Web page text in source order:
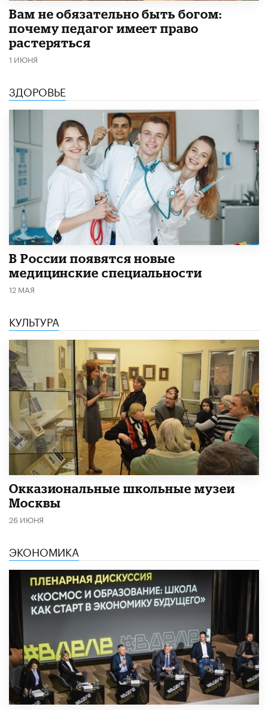
​Вам не обязательно быть богом:
почему педагог имеет право
растеряться
1 ИЮНЯ
ЗДОРОВЬЕ
В России появятся новые
медицинские специальности
12 МАЯ
КУЛЬТУРА
​Окказиональные школьные музеи
Москвы
26 ИЮНЯ
ЭКОНОМИКА